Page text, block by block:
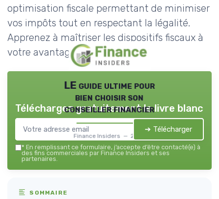
optimisation fiscale permettant de minimiser
vos impôts tout en respectant la légalité.
Apprenez à maîtriser les dispositifs fiscaux à
votre avantage.
LE guide ultime pour
bien choisir son
conseiller financier
Finance Insiders — 2026
Téléchargez gratuitement le livre blanc
➔ Télécharger
* En remplissant ce formulaire, j’accepte d’être contacté(e) à
des fins commerciales par Finance Insiders et ses
partenaires.
SOMMAIRE